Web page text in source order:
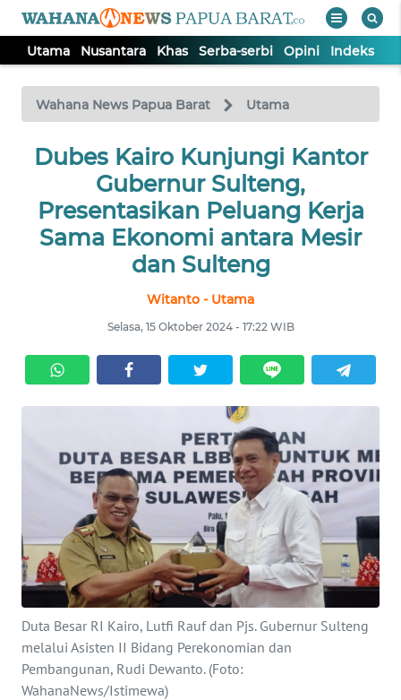
Utama Nusantara Khas Serba-serbi Opini Indeks
Wahana News Papua Barat Utama
Dubes Kairo Kunjungi Kantor
Gubernur Sulteng,
Presentasikan Peluang Kerja
Sama Ekonomi antara Mesir
dan Sulteng
Witanto - Utama
Selasa, 15 Oktober 2024 - 17:22 WIB
Duta Besar RI Kairo, Lutfi Rauf dan Pjs. Gubernur Sulteng
melalui Asisten II Bidang Perekonomian dan
Pembangunan, Rudi Dewanto. (Foto:
WahanaNews/Istimewa)
TV
Tutup
UTAMA
NUSANTARA
OPINI
INDEKS
KAMI
INFO
IKLAN
TENTANG
KAMI